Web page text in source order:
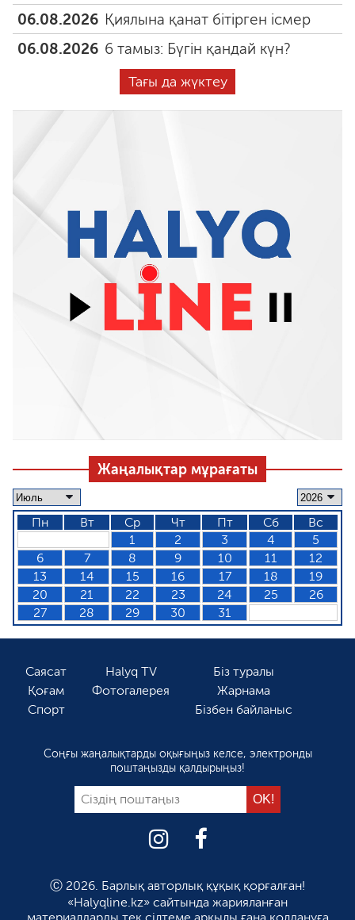
06.08.2026 Қиялына қанат бітірген ісмер
06.08.2026 6 тамыз: Бүгін қандай күн?
Тағы да жүктеу
Жаңалықтар мұрағаты
Пн Вт Ср Чт Пт Сб
Вс
1
2 3 4
5
6
7 8 9 10 11
12
13
14 15 16 17 18
19
20
21 22 23 24 25
26
27
28 29 30 31
Саясат
Қоғам
Спорт
Halyq TV
Фотогалерея
Біз туралы
Жарнама
Бізбен байланыс
Соңғы жаңалықтарды оқығыңыз келсе, электронды
поштаңызды қалдырыңыз!
Ⓒ 2026. Барлық авторлық құқық қорғалған!
«Halyqline.kz» сайтында жарияланған